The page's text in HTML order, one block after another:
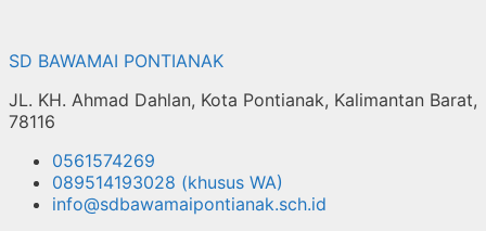
SD BAWAMAI PONTIANAK
JL. KH. Ahmad Dahlan, Kota Pontianak, Kalimantan Barat,
78116
0561574269
089514193028 (khusus WA)
info@sdbawamaipontianak.sch.id